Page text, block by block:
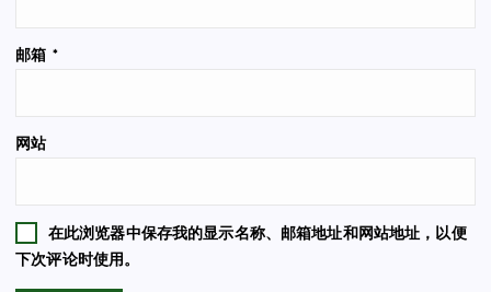
邮箱 *
网站
在此浏览器中保存我的显示名称、邮箱地址和网站地址，以便
下次评论时使用。